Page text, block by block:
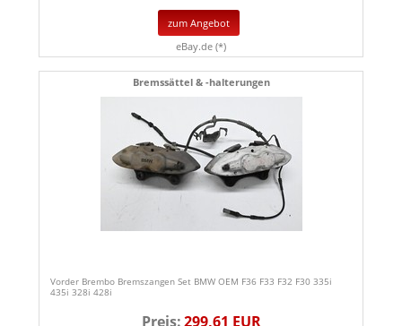
zum Angebot
eBay.de (*)
Bremssättel & -halterungen
Vorder Brembo Bremszangen Set BMW OEM F36 F33 F32 F30 335i
435i 328i 428i
Preis:299,61 EUR